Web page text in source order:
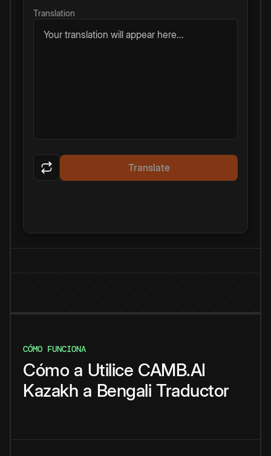
Translation
Your translation will appear here...
Translate
CÓMO FUNCIONA
Cómo a Utilice CAMB.AI
Kazakh a Bengali Traductor